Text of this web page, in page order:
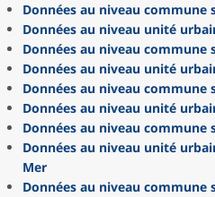
Données au niveau commune
Données au niveau unité
Données au niveau commune
Données au niveau unité
Données au niveau commune
Données au niveau unité
Données au niveau commune
Données au niveau unité
Mer
Données au niveau commune